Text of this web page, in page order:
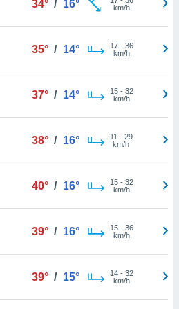
34° / 16°
km/h
35° / 14° 17- 36
km/h
37° / 14° 15- 32
km/h
38° / 16° 11 - 29
km/h
40° / 16° 15- 32
km/h
39° / 16° 15- 36
km/h
39° / 15° 14- 32
km/h